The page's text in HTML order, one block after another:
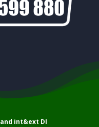
int&ext DI